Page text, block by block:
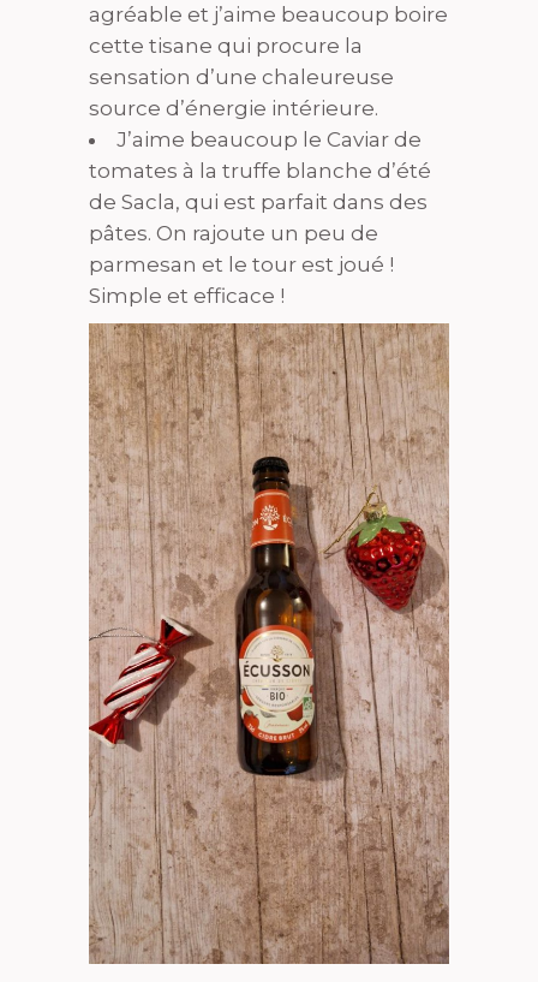
agréable et j’aime beaucoup boire
cette tisane qui procure la
sensation d’une chaleureuse
source d’énergie intérieure.
J’aime beaucoup le Caviar de
tomates à la truffe blanche d’été
de Sacla, qui est parfait dans des
pâtes. On rajoute un peu de
parmesan et le tour est joué !
Simple et efficace !